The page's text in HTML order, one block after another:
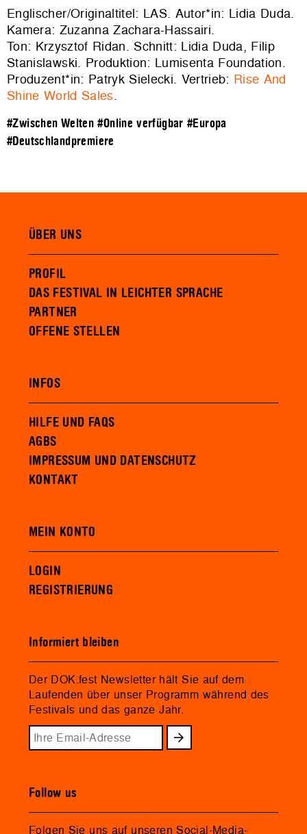
Englischer/Originaltitel: LAS. Autor*in: Lidia Duda.
Kamera: Zuzanna Zachara-Hassairi.
Ton: Krzysztof Ridan. Schnitt: Lidia Duda, Filip
Stanislawski. Produktion: Lumisenta Foundation.
Produzent*in: Patryk Sielecki. Vertrieb: Rise And
Shine World Sales.
#Zwischen Welten #Online verfügbar #Europa
#Deutschlandpremiere
ÜBER UNS
PROFIL
DAS FESTIVAL IN LEICHTER SPRACHE
PARTNER
OFFENE STELLEN
INFOS
HILFE UND FAQS
AGBS
IMPRESSUM UND DATENSCHUTZ
KONTAKT
MEIN KONTO
LOGIN
REGISTRIERUNG
Informiert bleiben
Der DOK.fest Newsletter hält Sie auf dem
Laufenden über unser Programm während des
Festivals und das ganze Jahr.
Follow us
Folgen Sie uns auf unseren Social-Media-